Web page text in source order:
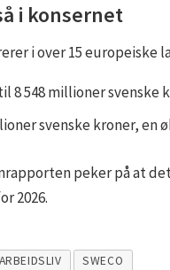
i konsernet
i over 15
548 millioner svenske
svenske kroner,
peker på at
2026.
ARBEIDSLIV SWECO